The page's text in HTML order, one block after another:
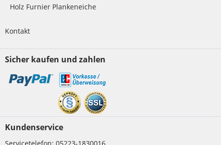
Holz Furnier Plankeneiche
Kontakt
Sicher kaufen und zahlen
Kundenservice